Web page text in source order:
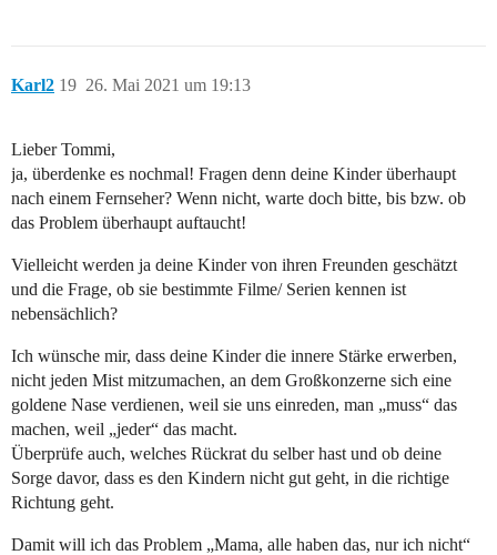
Karl2 26. Mai 2021 um 19:13
19
Lieber Tommi,
ja, überdenke es nochmal! Fragen denn deine Kinder überhaupt
nach einem Fernseher? Wenn nicht, warte doch bitte, bis bzw. ob
das Problem überhaupt auftaucht!
Vielleicht werden ja deine Kinder von ihren Freunden geschätzt
und die Frage, ob sie bestimmte Filme/ Serien kennen ist
nebensächlich?
Ich wünsche mir, dass deine Kinder die innere Stärke erwerben,
nicht jeden Mist mitzumachen, an dem Großkonzerne sich eine
goldene Nase verdienen, weil sie uns einreden, man „muss“ das
machen, weil „jeder“ das macht.
Überprüfe auch, welches Rückrat du selber hast und ob deine
Sorge davor, dass es den Kindern nicht gut geht, in die richtige
Richtung geht.
Damit will ich das Problem „Mama, alle haben das, nur ich nicht“